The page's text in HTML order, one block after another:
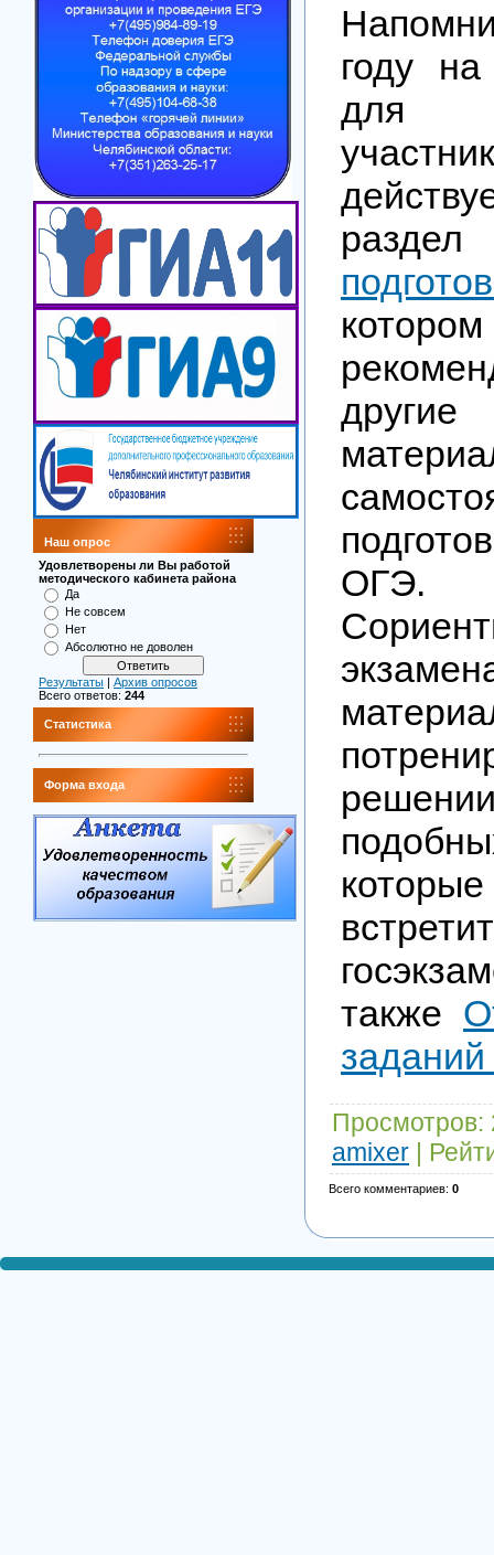
Наш опрос
Удовлетворены ли Вы работой
методического кабинета района
Да
Не совсем
Нет
Абсолютно не доволен
Результаты
Архив опросов
Всего ответов: 244
Статистика
Форма входа
году
для
ОГЭ.
также
Просмотров:
amixer |
Всего комментариев: 0